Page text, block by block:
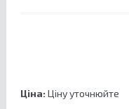
Ціна: Ціну уточнюйте